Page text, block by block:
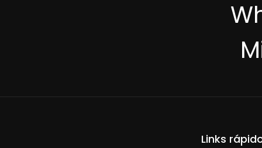
Links